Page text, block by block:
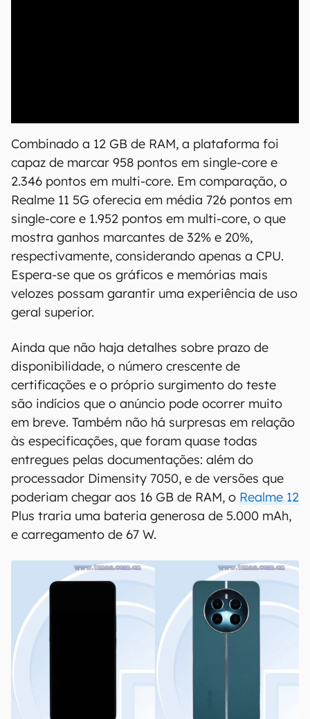
Combinado a 12 GB de RAM, a plataforma foi
capaz de marcar 958 pontos em single-core e
2.346 pontos em multi-core. Em comparação, o
Realme 11 5G oferecia em média 726 pontos em
single-core e 1.952 pontos em multi-core, o que
mostra ganhos marcantes de 32% e 20%,
respectivamente, considerando apenas a CPU.
Espera-se que os gráficos e memórias mais
velozes possam garantir uma experiência de uso
geral superior.
Ainda que não haja detalhes sobre prazo de
disponibilidade, o número crescente de
certificações e o próprio surgimento do teste
são indícios que o anúncio pode ocorrer muito
em breve. Também não há surpresas em relação
às especificações, que foram quase todas
entregues pelas documentações: além do
processador Dimensity 7050, e de versões que
poderiam chegar aos 16 GB de RAM, o Realme 12
Plus traria uma bateria generosa de 5.000 mAh,
e carregamento de 67 W.